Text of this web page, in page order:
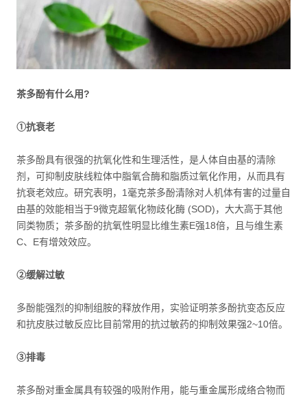
茶多酚有什么用?
①抗衰老
茶多酚具有很强的抗氧化性和生理活性，是人体自由基的清除
剂，可抑制皮肤线粒体中脂氧合酶和脂质过氧化作用，从而具有
抗衰老效应。研究表明，1毫克茶多酚清除对人机体有害的过量自
由基的效能相当于9微克超氧化物歧化酶 (SOD)，大大高于其他
同类物质；茶多酚的抗氧性明显比维生素E强18倍，且与维生素
C、E有增效效应。
②缓解过敏
多酚能强烈的抑制组胺的释放作用，实验证明茶多酚抗变态反应
和抗皮肤过敏反应比目前常用的抗过敏药的抑制效果强2~10倍。
③排毒
茶多酚对重金属具有较强的吸附作用，能与重金属形成络合物而